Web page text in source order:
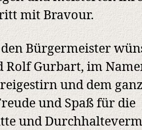
mit Bravour.
Bürgermeister
Rolf Gurbart, im
und dem
und Spaß für die
und